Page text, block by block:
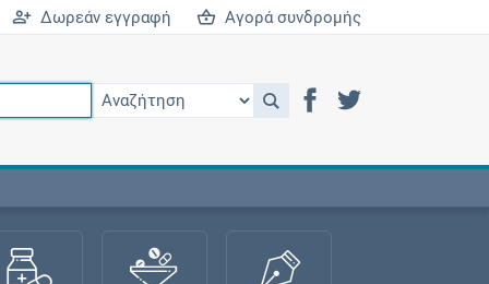
Δωρεάν εγγραφή Αγορά συνδρομής